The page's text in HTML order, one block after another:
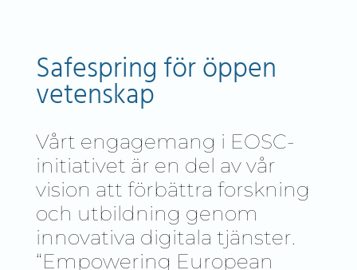
Safespring för öppen
vetenskap
Vårt engagemang i EOSC-
initiativet är en del av vår
vision att förbättra forskning
och utbildning genom
innovativa digitala tjänster.
“Empowering European